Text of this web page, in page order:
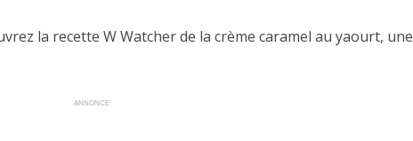
la recette W Watcher de la crème caramel au yaourt, une
ANNONCE